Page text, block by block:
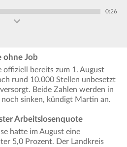
0:26
ohne Job
offiziell bereits zum 1. August
rund 10.000 Stellen unbesetzt
Beide Zahlen werden in
sinken, kündigt Martin an.
Arbeitslosenquote
hatte im August eine
5,0 Prozent. Der Landkreis